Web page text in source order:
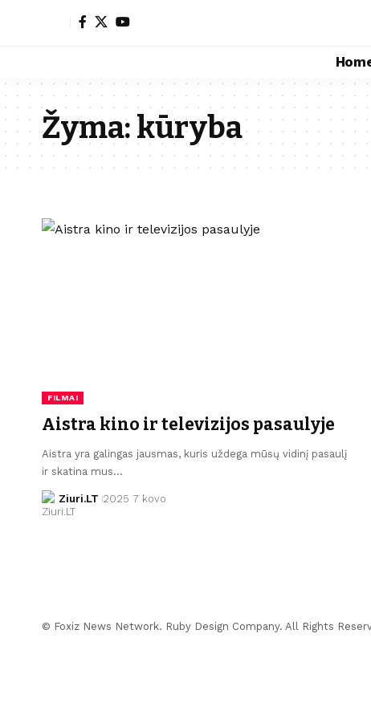
Žyma:kūryba
FILMAI
Aistra kino ir televizijos pasaulyje
Aistra yra galingas jausmas, kuris uždega mūsų vidinį pasaulį
ir skatina mus…
Ziuri.LT 2025 7 kovo
© Foxiz News Network. Ruby Design Company. All Rights